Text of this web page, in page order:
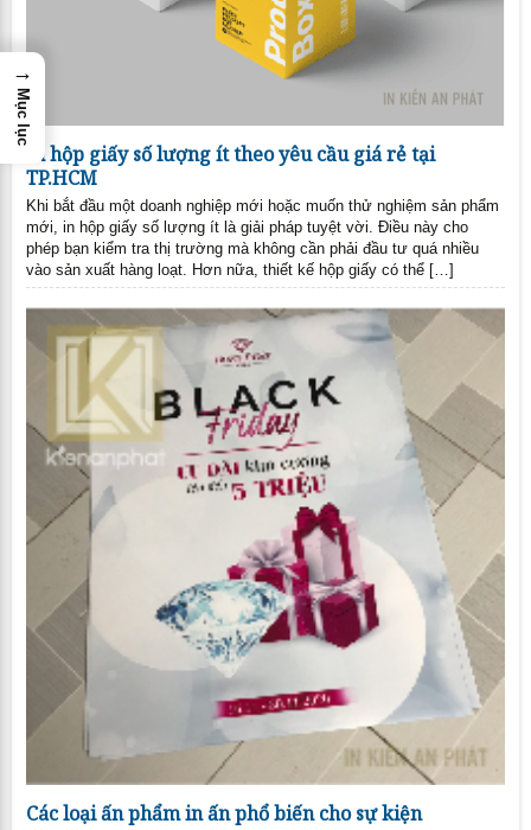
In hộp giấy số lượng ít theo yêu cầu giá rẻ tại
TP.HCM
Khi bắt đầu một doanh nghiệp mới hoặc muốn thử nghiệm sản phẩm
mới, in hộp giấy số lượng ít là giải pháp tuyệt vời. Điều này cho
phép bạn kiểm tra thị trường mà không cần phải đầu tư quá nhiều
vào sản xuất hàng loạt. Hơn nữa, thiết kế hộp giấy có thể […]
Các loại ấn phẩm in ấn phổ biến cho sự kiện
→
Mục lục